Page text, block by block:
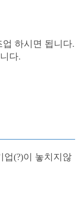
하시면 됩니다.
다.
(?)이 놓치지않